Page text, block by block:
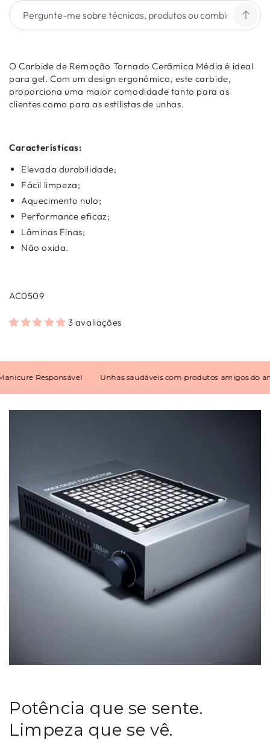
O Carbide de Remoção Tornado Cerâmica Média é ideal
para gel. Com um design ergonómico, este carbide,
proporciona uma maior comodidade tanto para as
clientes como para as estilistas de unhas.
Características:
Elevada durabilidade;
Fácil limpeza;
Aquecimento nulo;
Performance eficaz;
Lâminas Finas;
Não oxida.
AC0509
3 avaliações
Responsável Unhas saudáveis com produtos amigos do
Potência que se sente.
Limpeza que se vê.